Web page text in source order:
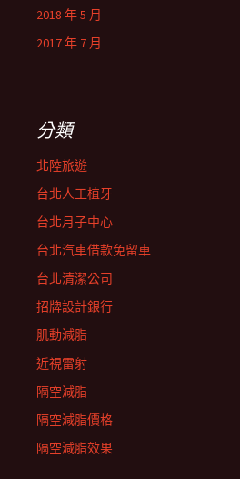
2018 年 5 月
2017 年 7 月
分類
北陸旅遊
台北人工植牙
台北月子中心
台北汽車借款免留車
台北清潔公司
招牌設計銀行
肌動減脂
近視雷射
隔空減脂
隔空減脂價格
隔空減脂效果